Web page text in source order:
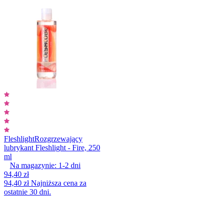
FleshlightRozgrzewający
lubrykant Fleshlight - Fire, 250
ml
Na magazynie: 1-2 dni
94,40 zł
94,40 złNajniższa cena za
ostatnie 30 dni.